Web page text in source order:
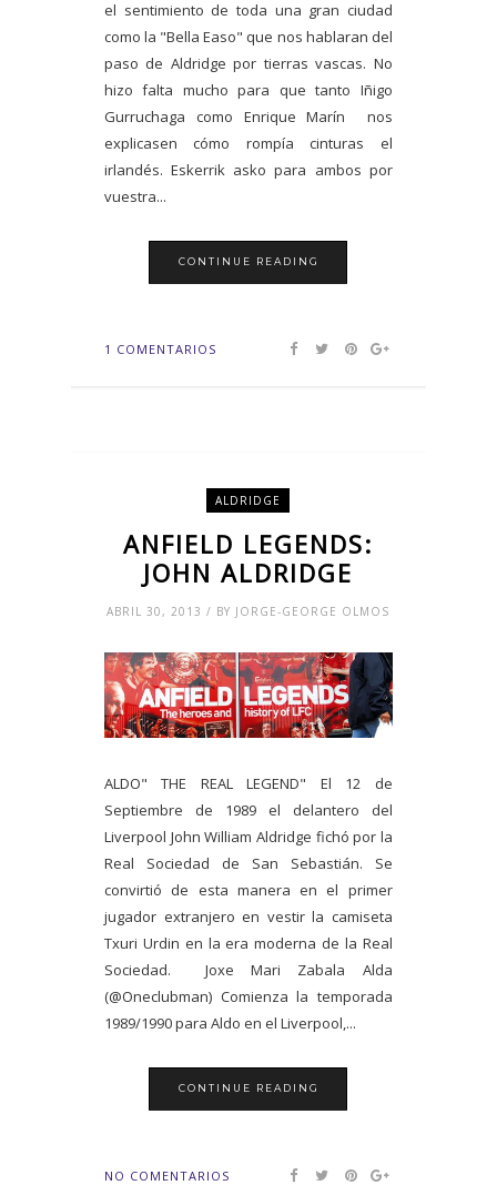
el sentimiento de toda una gran ciudad
como la "Bella Easo" que nos hablaran del
paso de Aldridge por tierras vascas. No
hizo falta mucho para que tanto Iñigo
Gurruchaga como Enrique Marín nos
explicasen cómo rompía cinturas el
irlandés. Eskerrik asko para ambos por
vuestra...
CONTINUE READING
1 COMENTARIOS
ALDRIDGE
ANFIELD LEGENDS:
JOHN ALDRIDGE
ABRIL 30, 2013 / BY JORGE-GEORGE OLMOS
ALDO" THE REAL LEGEND" El 12 de
Septiembre de 1989 el delantero del
Liverpool John William Aldridge fichó por la
Real Sociedad de San Sebastián. Se
convirtió de esta manera en el primer
jugador extranjero en vestir la camiseta
Txuri Urdin en la era moderna de la Real
Sociedad. Joxe Mari Zabala Alda
(@Oneclubman) Comienza la temporada
1989/1990 para Aldo en el Liverpool,...
CONTINUE READING
NO COMENTARIOS